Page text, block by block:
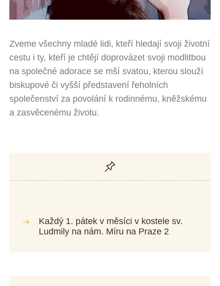
Zveme všechny mladé lidi, kteří hledají svoji životní
cestu i ty, kteří je chtějí doprovázet svoji modlitbou
na společné adorace se mší svatou, kterou slouží
biskupové či vyšší představení řeholních
společenství za povolání k rodinnému, kněžskému
a zasvěcenému životu.
Každý 1. pátek v měsíci v kostele sv.
Ludmily na nám. Míru na Praze 2